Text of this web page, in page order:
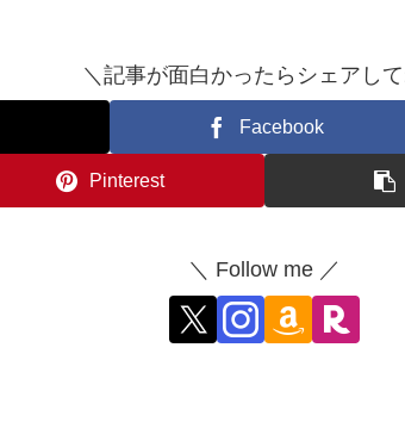
＼記事が面白かったらシェアし
Facebook
Pinterest
＼ Follow me ／